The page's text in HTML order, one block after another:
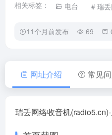
相关标签： 电台 # 瑞
11个月前发布 69
网址介绍 常见
瑞丢网络收音机